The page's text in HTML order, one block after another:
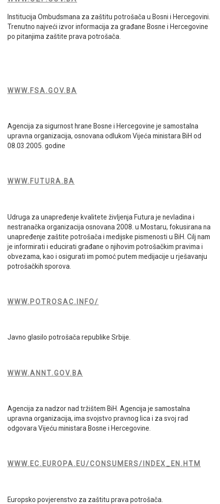
Institucija Ombudsmana za zaštitu potrošača u Bosni i Hercegovini.
Trenutno najveći izvor informacija za građane Bosne i Hercegovine
po pitanjima zaštite prava potrošača.
WWW.FSA.GOV.BA
Agencija za sigurnost hrane Bosne i Hercegovine je samostalna
upravna organizacija, osnovana odlukom Vijeća ministara BiH od
08.03.2005. godine
WWW.FUTURA.BA
Udruga za unapređenje kvalitete življenja Futura je nevladina i
nestranačka organizacija osnovana 2008. u Mostaru, fokusirana na
unapređenje zaštite potrošača i medijske pismenosti u BiH. Cilj nam
je informirati i educirati građane o njihovim potrošačkim pravima i
obvezama, kao i osigurati im pomoć putem medijacije u rješavanju
potrošačkih sporova.
WWW.POTROSAC.INFO/
Javno glasilo potrošača republike Srbije.
WWW.ANNT.GOV.BA
Agencija za nadzor nad tržištem BiH. Agencija je samostalna
upravna organizacija, ima svojstvo pravnog lica i za svoj rad
odgovara Vijeću ministara Bosne i Hercegovine.
WWW.EC.EUROPA.EU/CONSUMERS/INDEX_EN.HTM
Europsko povjerenstvo za zaštitu prava potrošača.